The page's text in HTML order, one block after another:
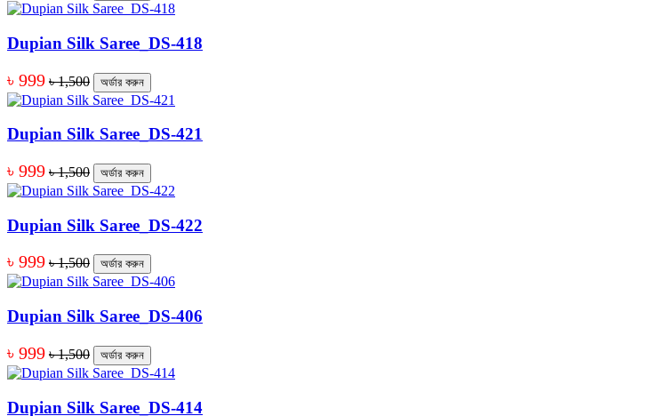
Dupian Silk Saree_DS-418
৳ 999 ৳ 1,500 অর্ডার করুন
Dupian Silk Saree_DS-421
৳ 999 ৳ 1,500 অর্ডার করুন
Dupian Silk Saree_DS-422
৳ 999 ৳ 1,500 অর্ডার করুন
Dupian Silk Saree_DS-406
৳ 999 ৳ 1,500 অর্ডার করুন
Dupian Silk Saree_DS-414